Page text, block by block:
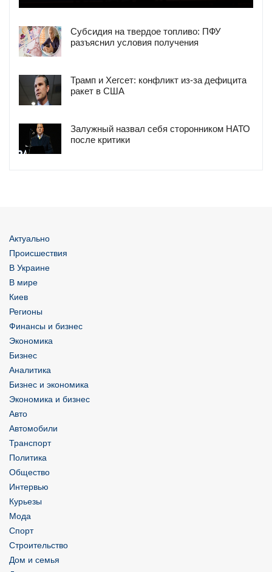
Субсидия на твердое топливо: ПФУ
разъяснил условия получения
Трамп и Хегсет: конфликт из-за дефицита
ракет в США
Залужный назвал себя сторонником НАТО
после критики
Актуально
Происшествия
В Украине
В мире
Киев
Регионы
Финансы и бизнес
Экономика
Бизнес
Аналитика
Бизнес и экономика
Экономика и бизнес
Авто
Автомобили
Транспорт
Политика
Общество
Интервью
Курьезы
Мода
Спорт
Строительство
Дом и семья